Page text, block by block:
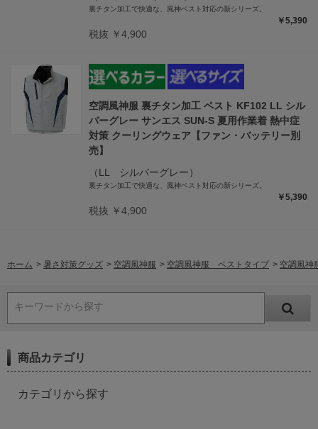
裏チタン加工で快適な、風神ベスト対応の新シリーズ。
￥5,390
税抜 ￥4,900
空調風神服 裏チタン加工 ベスト KF102 LL シル
バーグレー サンエス SUN-S 夏用作業着 熱中症
対策 クーリングウェア【ファン・バッテリー別
売】
（LL シルバーグレー）
裏チタン加工で快適な、風神ベスト対応の新シリーズ。
￥5,390
税抜 ￥4,900
ホーム > 暑さ対策グッズ > 空調風神服 > 空調風神服 ベストタイプ > 空調風神
キーワードから探す
商品カテゴリ
カテゴリから探す